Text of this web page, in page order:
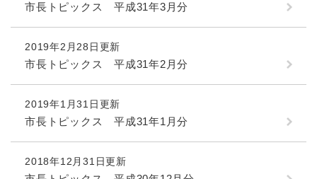
市長トピックス 平成31年3月分
2019年2月28日更新
市長トピックス 平成31年2月分
2019年1月31日更新
市長トピックス 平成31年1月分
2018年12月31日更新